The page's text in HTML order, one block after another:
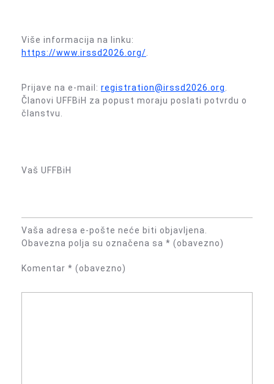
Više informacija na linku:
https://www.irssd2026.org/.
Prijave na e-mail: registration@irssd2026.org.
Članovi UFFBiH za popust moraju poslati potvrdu o
članstvu.
Vaš UFFBiH
Vaša adresa e-pošte neće biti objavljena.
Obavezna polja su označena sa * (obavezno)
Komentar * (obavezno)